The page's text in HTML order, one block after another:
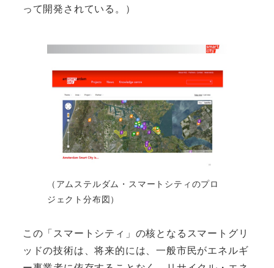
って開発されている。）
（アムステルダム・スマートシティのプロ
ジェクト分布図）
この「スマートシティ」の核となるスマートグリ
ッドの技術は、将来的には、一般市民がエネルギ